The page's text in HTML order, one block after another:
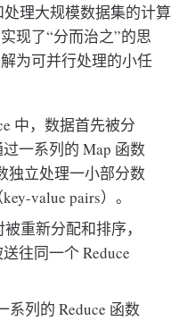
理大规模数据集的计算
现了“分而治之”的思
为可并行处理的小任
中，数据首先被分
一系列的 Map 函数
独立处理一小部分数
value pairs）。
重新分配和排序，
往同一个 Reduce
系列的 Reduce 函数